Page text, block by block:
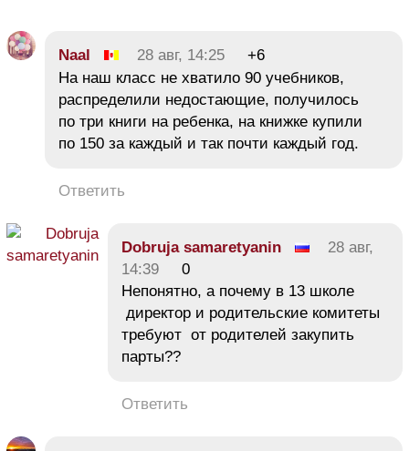
Naal 28 авг, 14:25
+6
На наш класс не хватило 90 учебников,
распределили недостающие, получилось
по три книги на ребенка, на книжке купили
по 150 за каждый и так почти каждый год.
Ответить
Dobruja samaretyanin
28 авг,
14:39
0
Непонятно, а почему в 13 школе
директор и родительские комитеты
требуют от родителей закупить
парты??
Ответить